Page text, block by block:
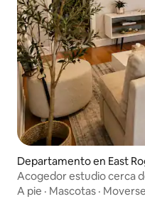
Departamento en East
Acogedor estudio cerca
A pie · Mascotas ·